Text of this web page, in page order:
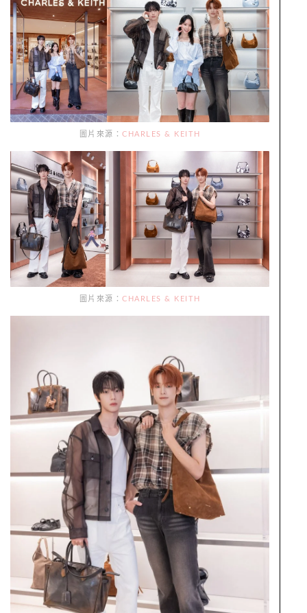
圖片來源： CHARLES & KEITH
圖片來源： CHARLES & KEITH